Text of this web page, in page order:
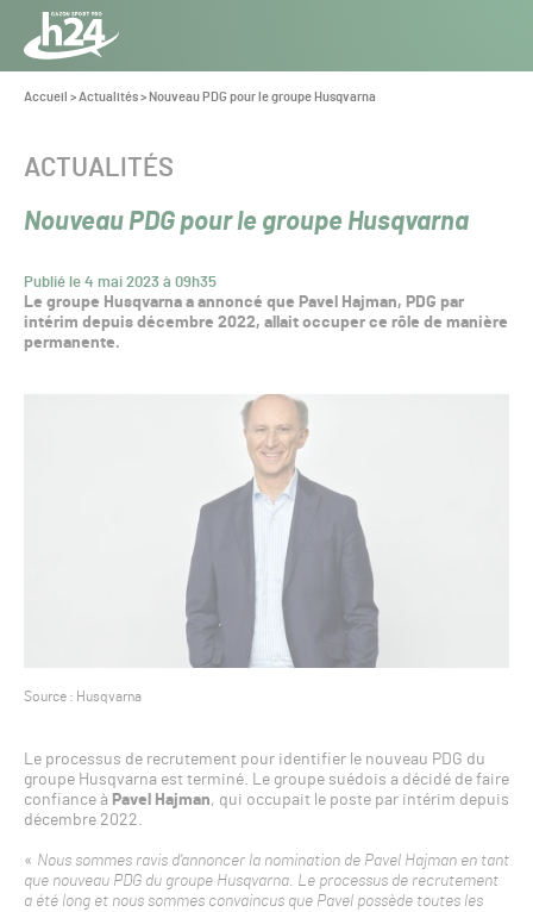
Panneau de gestion des cookies
Aller au contenu
Toute
l’info
Pro
Vous
Accueil >Actualités> Nouveau PDG pour le groupe Husqvarna
Nouveau PDG pour le groupe Husqvarna
Publié le 4 mai 2023 à 09h35
CATÉGORIE :
ACTUALITÉS
Le groupe Husqvarna a annoncé que Pavel Hajman, PDG par
intérim depuis décembre 2022, allait occuper ce rôle de manière
permanente.
Source : Husqvarna
Le processus de recrutement pour identifier le nouveau PDG du
groupe Husqvarna est terminé. Le groupe suédois a décidé de faire
confiance à Pavel Hajman, qui occupait le poste par intérim depuis
décembre 2022.
« Nous sommes ravis d’annoncer la nomination de Pavel Hajman en tant
que nouveau PDG du groupe Husqvarna. Le processus de recrutement
a été long et nous sommes convaincus que Pavel possède toutes les